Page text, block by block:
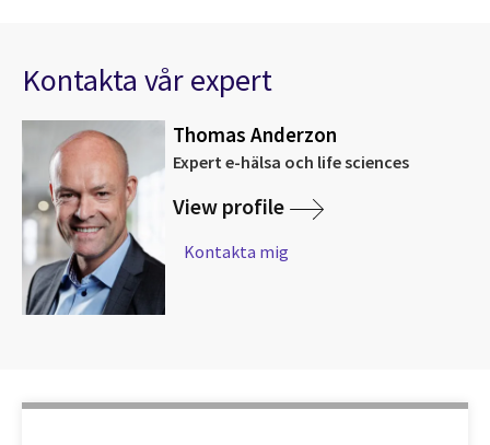
Kontakta vår expert
Thomas Anderzon
Expert e-hälsa och life sciences
View profile
Kontakta mig